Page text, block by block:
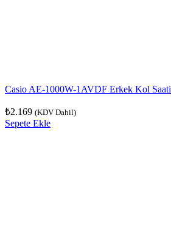
Casio AE-1000W-1AVDF Erkek Kol Saati
₺2.169 (KDV Dahil)
Sepete Ekle